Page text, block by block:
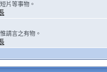
片等事物。
請言之有物。